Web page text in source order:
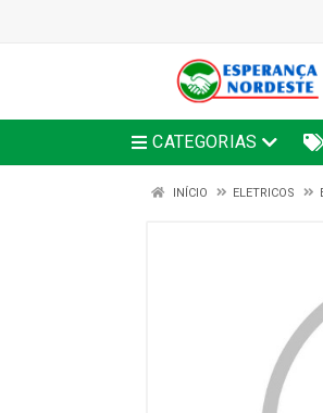
CATEGORIAS
INÍCIO ELETRICOS